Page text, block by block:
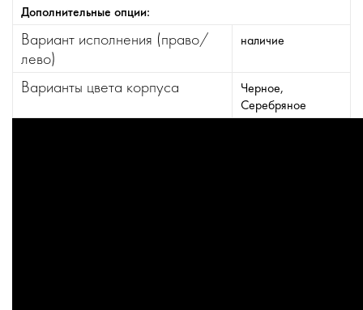
Дополнительные опции:
Вариант исполнения (право/
лево)
наличие
Варианты цвета корпуса
Черное,
Серебряное